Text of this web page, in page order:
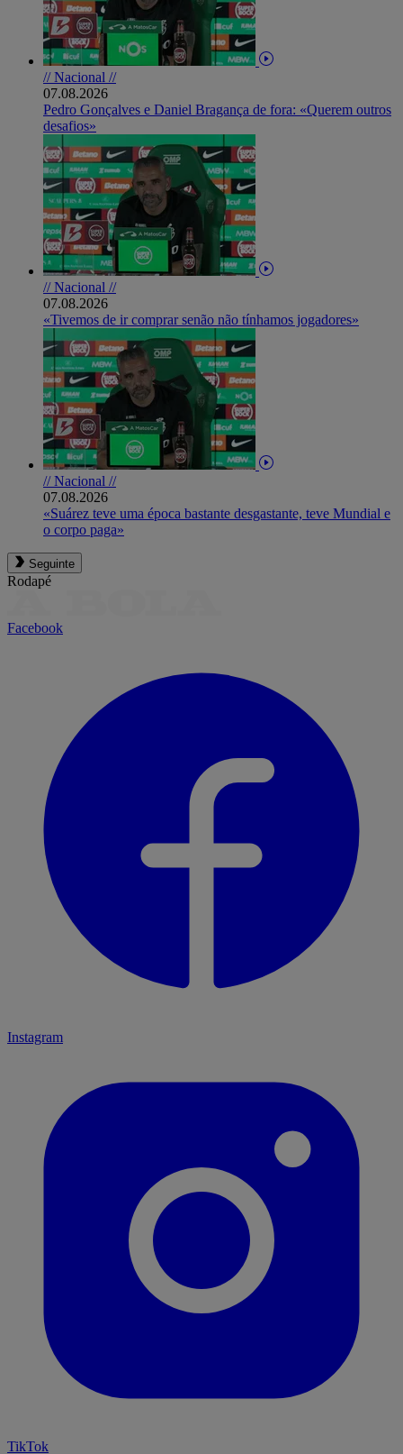
// Nacional //
07.08.2026
Pedro Gonçalves e Daniel Bragança de fora: «Querem outros
desafios»
// Nacional //
07.08.2026
«Tivemos de ir comprar senão não tínhamos jogadores»
// Nacional //
07.08.2026
«Suárez teve uma época bastante desgastante, teve Mundial e
o corpo paga»
Seguinte
Rodapé
Facebook
Instagram
TikTok